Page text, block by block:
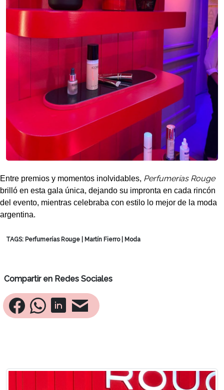
Entre premios y momentos inolvidables, Perfumerías Rouge
brilló en esta gala única, dejando su impronta en cada rincón
del evento, mientras celebraba con estilo lo mejor de la moda
argentina.
TAGS: Perfumerías Rouge Martín Fierro| Moda
Compartir en Redes Sociales